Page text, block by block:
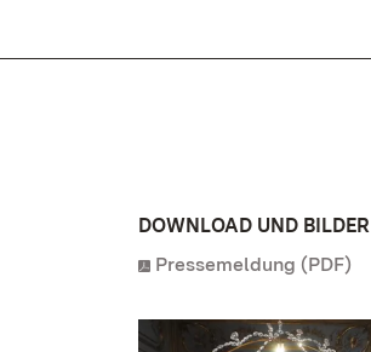
DOWNLOAD UND BILDER
Pressemeldung (PDF)